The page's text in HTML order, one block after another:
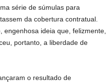
série de súmulas para
da cobertura contratual.
ideia que, felizmente,
portanto, a liberdade de
o resultado de